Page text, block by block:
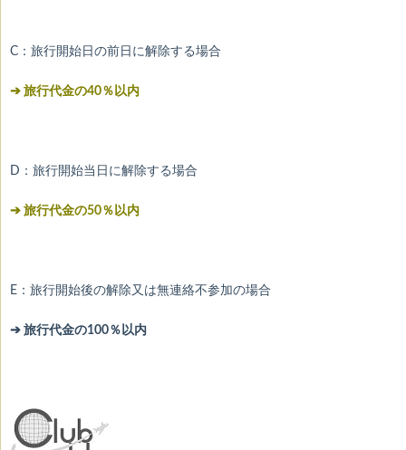
C：旅行開始日の前日に解除する場合
➔ 旅行代金の40％以内
D：旅行開始当日に解除する場合
➔ 旅行代金の50％以内
E：旅行開始後の解除又は無連絡不参加の場合
➔ 旅行代金の100％以内